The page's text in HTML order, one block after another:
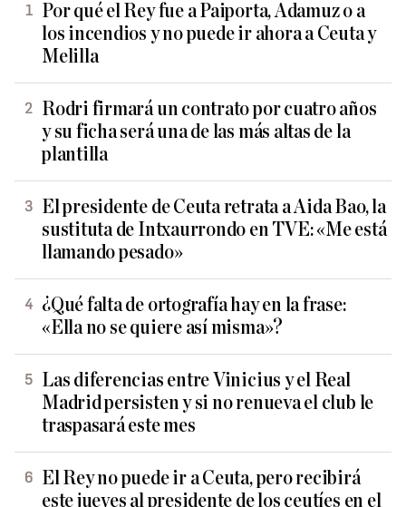
Por qué el Rey fue a Paiporta, Adamuz o a
los incendios y no puede ir ahora a Ceuta y
Melilla
Rodri firmará un contrato por cuatro años
y su ficha será una de las más altas de la
plantilla
El presidente de Ceuta retrata a Aida Bao, la
sustituta de Intxaurrondo en TVE: «Me está
llamando pesado»
¿Qué falta de ortografía hay en la frase:
«Ella no se quiere así misma»?
Las diferencias entre Vinicius y el Real
Madrid persisten y si no renueva el club le
traspasará este mes
El Rey no puede ir a Ceuta, pero recibirá
este jueves al presidente de los ceutíes en el